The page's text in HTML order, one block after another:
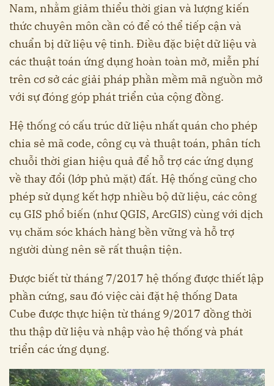
Nam, nhằm giảm thiểu thời gian và lượng kiến
thức chuyên môn cần có để có thể tiếp cận và
chuẩn bị dữ liệu vệ tinh. Điều đặc biệt dữ liệu và
các thuật toán ứng dụng hoàn toàn mở, miễn phí
trên cơ sở các giải pháp phần mềm mã nguồn mở
với sự đóng góp phát triển của cộng đồng.
Hệ thống có cấu trúc dữ liệu nhất quán cho phép
chia sẻ mã code, công cụ và thuật toán, phân tích
chuỗi thời gian hiệu quả để hỗ trợ các ứng dụng
về thay đổi (lớp phủ mặt) đất. Hệ thống cũng cho
phép sử dụng kết hợp nhiều bộ dữ liệu, các công
cụ GIS phổ biến (như QGIS, ArcGIS) cùng với dịch
vụ chăm sóc khách hàng bền vững và hỗ trợ
người dùng nên sẽ rất thuận tiện.
Được biết từ tháng 7/2017 hệ thống được thiết lập
phần cứng, sau đó việc cài đặt hệ thống Data
Cube được thực hiện từ tháng 9/2017 đồng thời
thu thập dữ liệu và nhập vào hệ thống và phát
triển các ứng dụng.